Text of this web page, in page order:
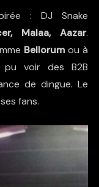
: DJ Snake
Malaa, Aazar.
Bellorum ou à
voir des B2B
de dingue. Le
fans.